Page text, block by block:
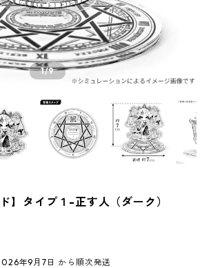
1/9
】タイプ１-正す人（ダーク）
年9月7日 から順次発送